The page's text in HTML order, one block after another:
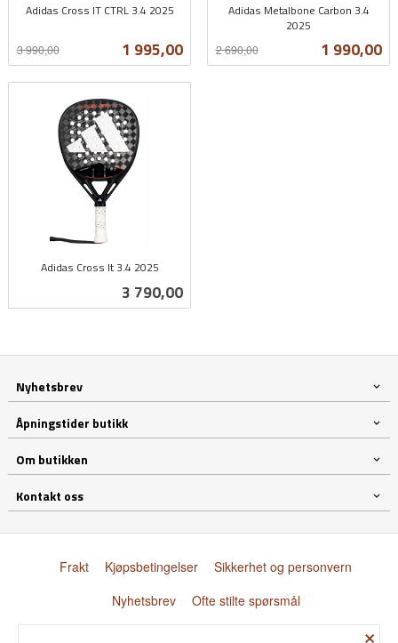
Adidas Cross IT CTRL 3.4 2025
Tilbud
1 995,00
3 990,00
Adidas Metalbone Carbon 3.4
2025
Tilbud
1 990,00
2 690,00
mva.
Adidas Cross It 3.4 2025
Pris
3 790,00
Nyhetsbrev
Åpningstider butikk
Om butikken
Kontakt oss
Frakt Kjøpsbetingelser
Sikkerhet og personvern
Nyhetsbrev
Ofte stilte spørsmål
×